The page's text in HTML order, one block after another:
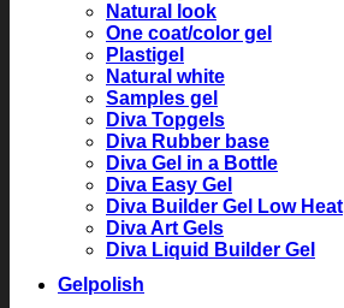
Natural look
One coat/color gel
Plastigel
Natural white
Samples gel
Diva Topgels
Diva Rubber base
Diva Gel in a Bottle
Diva Easy Gel
Diva Builder Gel Low Heat
Diva Art Gels
Diva Liquid Builder Gel
Gelpolish